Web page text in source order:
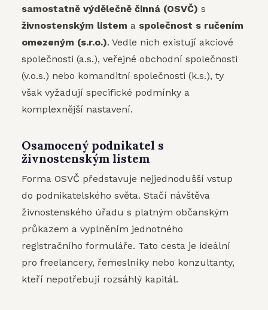
samostatně výdělečně činná (OSVČ) s
živnostenským listem a společnost s ručením
omezeným (s.r.o.). Vedle nich existují akciové
společnosti (a.s.), veřejné obchodní společnosti
(v.o.s.) nebo komanditní společnosti (k.s.), ty
však vyžadují specifické podmínky a
komplexnější nastavení.
Osamocený podnikatel s
živnostenským listem
Forma OSVČ představuje nejjednodušší vstup
do podnikatelského světa. Stačí návštěva
živnostenského úřadu s platným občanským
průkazem a vyplněním jednotného
registračního formuláře. Tato cesta je ideální
pro freelancery, řemeslníky nebo konzultanty,
kteří nepotřebují rozsáhlý kapitál.